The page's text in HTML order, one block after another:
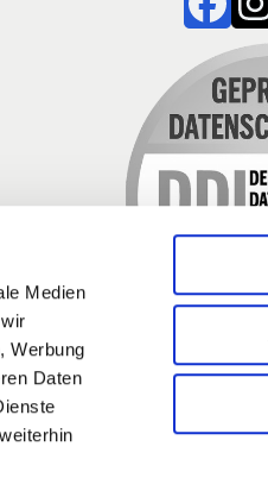
Medien
Werbung
Daten
auch
und